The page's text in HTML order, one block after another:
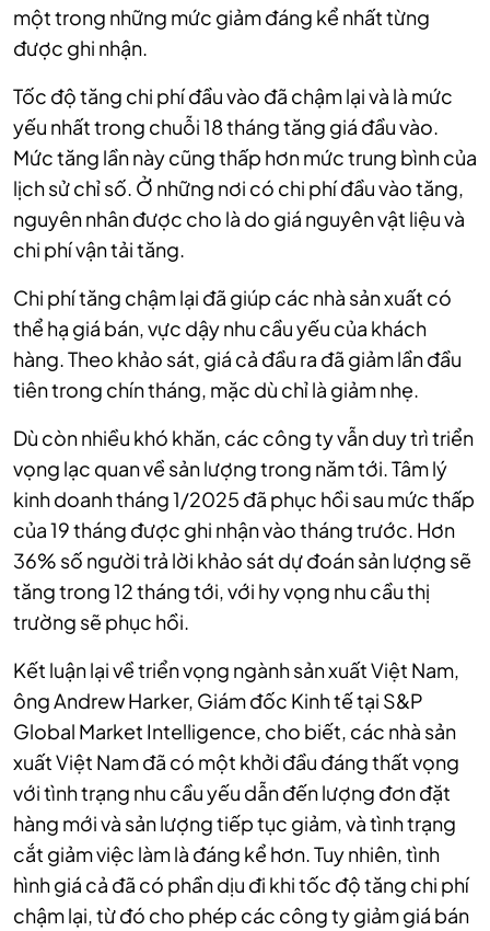
một trong những mức giảm đáng kể nhất từng
được ghi nhận.
Tốc độ tăng chi phí đầu vào đã chậm lại và là mức
yếu nhất trong chuỗi 18 tháng tăng giá đầu vào.
Mức tăng lần này cũng thấp hơn mức trung bình của
lịch sử chỉ số. Ở những nơi có chi phí đầu vào tăng,
nguyên nhân được cho là do giá nguyên vật liệu và
chi phí vận tải tăng.
Chi phí tăng chậm lại đã giúp các nhà sản xuất có
thể hạ giá bán, vực dậy nhu cầu yếu của khách
hàng. Theo khảo sát, giá cả đầu ra đã giảm lần đầu
tiên trong chín tháng, mặc dù chỉ là giảm nhẹ.
Dù còn nhiều khó khăn, các công ty vẫn duy trì triển
vọng lạc quan về sản lượng trong năm tới. Tâm lý
kinh doanh tháng 1/2025 đã phục hồi sau mức thấp
của 19 tháng được ghi nhận vào tháng trước. Hơn
36% số người trả lời khảo sát dự đoán sản lượng sẽ
tăng trong 12 tháng tới, với hy vọng nhu cầu thị
trường sẽ phục hồi.
Kết luận lại về triển vọng ngành sản xuất Việt Nam,
ông Andrew Harker, Giám đốc Kinh tế tại S&P
Global Market Intelligence, cho biết, các nhà sản
xuất Việt Nam đã có một khởi đầu đáng thất vọng
với tình trạng nhu cầu yếu dẫn đến lượng đơn đặt
hàng mới và sản lượng tiếp tục giảm, và tình trạng
cắt giảm việc làm là đáng kể hơn. Tuy nhiên, tình
hình giá cả đã có phần dịu đi khi tốc độ tăng chi phí
chậm lại, từ đó cho phép các công ty giảm giá bán